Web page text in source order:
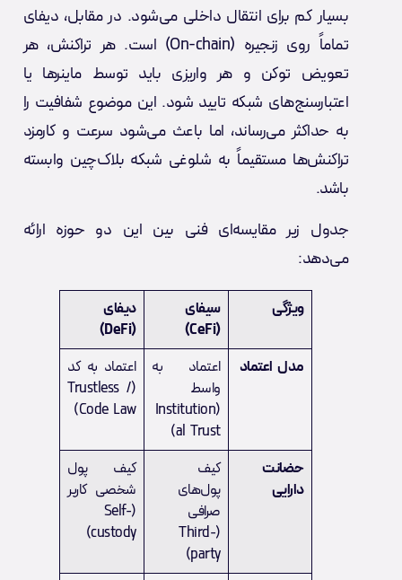
بسیار کم برای انتقال داخلی می‌شود. در مقابل، دیفای
تماماً روی زنجیره (On-chain) است. هر تراکنش، هر
تعویض توکن و هر واریزی باید توسط ماینرها یا
اعتبارسنج‌های شبکه تایید شود. این موضوع شفافیت را
به حداکثر می‌رساند، اما باعث می‌شود سرعت و کارمزد
تراکنش‌ها مستقیماً به شلوغی شبکه بلاک‌چین وابسته
باشد.
جدول زیر مقایسه‌ای فنی بین این دو حوزه ارائه
می‌دهد:
ویژگی
سیفای
(CeFi)
دیفای
(DeFi)
مدل اعتماد
اعتماد به
واسط
(Institution
al Trust)
اعتماد به کد
(Trustless /
Code Law)
حضانت
دارایی
کیف
پول‌های
صرافی
(Third-
party)
کیف پول
شخصی کاربر
(Self-
custody)